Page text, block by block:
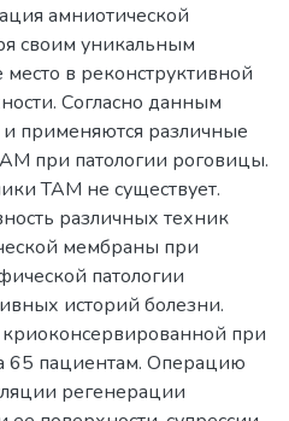
амниотической
своим уникальным
место в реконструктивной
Согласно данным
применяются различные
при патологии роговицы.
ТАМ не существует.
различных техник
мембраны при
патологии
историй болезни.
при
65 пациентам. Операцию
регенерации